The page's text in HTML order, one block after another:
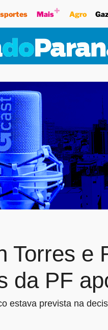
Mais+ Agro
Torres e
da PF
estava prevista na